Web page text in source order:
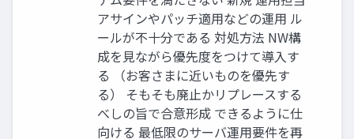
アサインやパッチ適用などの運用 ル
ールが不十分である 対処方法 NW構
成を見ながら優先度をつけて導入す
る （お客さまに近いものを優先す
る） そもそも廃止かリプレースする
べしの旨で合意形成 できるように仕
向ける 最低限のサーバ運用要件を再